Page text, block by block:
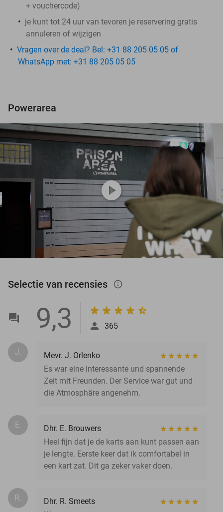
+ vouchercode)
je kunt tot 24 uur van tevoren je reservering gratis
annuleren of wijzigen
Vragen over de deal? Bel: +31 88 205 05 05 of
WhatsApp met: +31 88 205 05 05
Powerarea
play_circle
Selectie van recensies info_outlined
9,3 365
J.
Mevr. J. Orlenko
Es war eine interessante und spannende
Zeit mit Freunden. Der Service war gut und
die Atmosphäre angenehm.
E.
Dhr. E. Brouwers
Heel fijn dat je de karts aan kunt passen aan
je lengte. Eerste keer dat ik comfortabel in
een kart zat. Dit ga zeker vaker doen.
R.
Dhr. R. Smeets